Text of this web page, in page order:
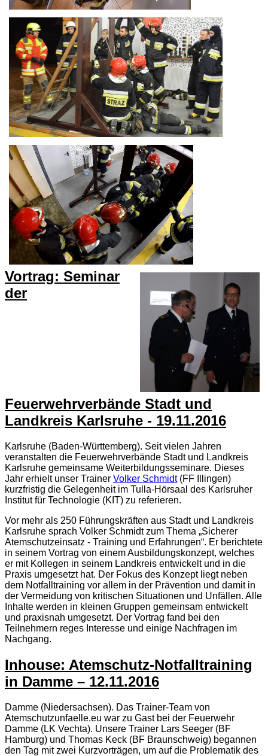
Vortrag: Seminar
der
Feuerwehrverbände Stadt und
Landkreis Karlsruhe - 19.11.2016
Karlsruhe (Baden-Württemberg). Seit vielen Jahren
veranstalten die Feuerwehrverbände Stadt und Landkreis
Karlsruhe gemeinsame Weiterbildungsseminare. Dieses
Jahr erhielt unser Trainer Volker Schmidt(FF Illingen)
kurzfristig die Gelegenheit im Tulla-Hörsaal des Karlsruher
Institut für Technologie (KIT) zu referieren.
Vor mehr als 250 Führungskräften aus Stadt und Landkreis
Karlsruhe sprach Volker Schmidt zum Thema „Sicherer
Atemschutzeinsatz - Training und Erfahrungen“. Er berichtete
in seinem Vortrag von einem Ausbildungskonzept, welches
er mit Kollegen in seinem Landkreis entwickelt und in die
Praxis umgesetzt hat. Der Fokus des Konzept liegt neben
dem Notfalltraining vor allem in der Prävention und damit in
der Vermeidung von kritischen Situationen und Unfällen. Alle
Inhalte werden in kleinen Gruppen gemeinsam entwickelt
und praxisnah umgesetzt. Der Vortrag fand bei den
Teilnehmern reges Interesse und einige Nachfragen im
Nachgang.
Inhouse: Atemschutz-Notfalltraining
in Damme – 12.11.2016
Damme (Niedersachsen). Das Trainer-Team von
Atemschutzunfaelle.eu war zu Gast bei der Feuerwehr
Damme (LK Vechta). Unsere Trainer Lars Seeger (BF
Hamburg) und Thomas Keck (BF Braunschweig) begannen
den Tag mit zwei Kurzvorträgen, um auf die Problematik des